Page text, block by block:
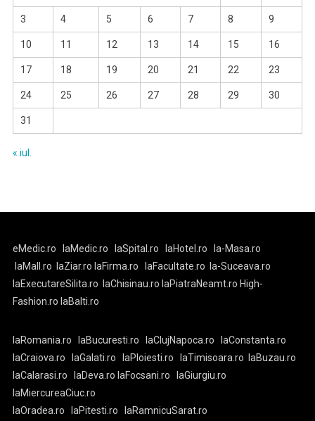
3 4 5 6 7 8 9
10 11 12 13 14 15 16
17 18 19 20 21 22 23
24 25 26 27 28 29 30
31
« iul.
eMedic.ro laMedic.ro laSpital.ro laHotel.ro
la-Masa.ro
laMall.ro laZiar.rolaFirma.ro laFacultate.ro la-Suceava.ro
laExecutareSilita.ro laChisinau.ro laPiatraNeamt.ro High-
Fashion.ro laBalti.ro
laRomania.ro laBucuresti.ro laClujNapoca.ro
laConstanta.ro
laCraiova.ro
laGalati.ro laPloiesti.ro laTimisoara.ro laBuzau.ro
laCalarasi.ro
laDeva.ro laFocsani.ro
laGiurgiu.ro
laMiercureaCiuc.ro
laOradea.ro
laPitesti.ro laRamnicuSarat.ro